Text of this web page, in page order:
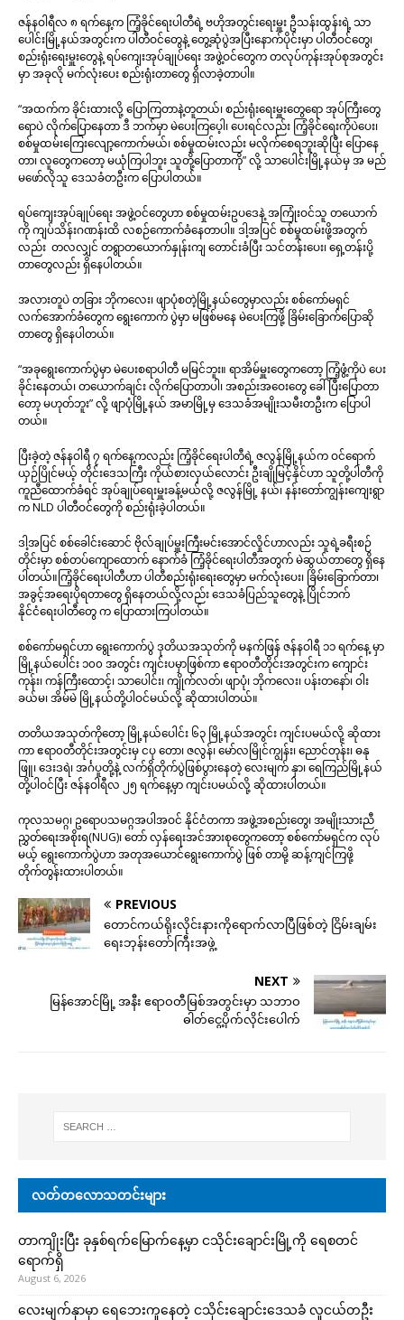
ဇန်နဝါရီလ ၈ ရက်နေ့က ကြံ့ခိုင်ရေးပါတီရဲ့ ဗဟိုအတွင်းရေးမှူး ဦသန်းထွန်းရဲ့ သာ
ပေါင်းမြို့နယ်အတွင်းက ပါတီဝင်တွေနဲ့ တွေ့ဆုံပွဲအပြီးနောက်ပိုင်းမှာ ပါတီဝင်တွေ၊
စည်းရုံးရေးမှူးတွေနဲ့ ရပ်ကျေးအုပ်ချုပ်ရေး အဖွဲ့ဝင်တွေက တလုပ်ကုန်းအုပ်စုအတွင်း
မှာ အခုလို မက်လုံးပေး စည်းရုံးတာတွေ ရှိလာခဲ့တာပါ။
“အထက်က ခိုင်းထားလို့ ပြောကြတာနဲ့တူတယ်၊ စည်းရုံးရေးမှူးတွေရော အုပ်ကြီးတွေ
ရောပဲ လိုက်ပြောနေတာ ဒီ ဘက်မှာ မဲပေးကြပေ့ါ၊ ပေးရင်လည်း ကြံ့ခိုင်ရေးကိုပဲပေး၊
စစ်မှုထမ်းကြေးလျော့ကောက်မယ်၊ စစ်မှုထမ်းလည်း မလိုက်စေရဘူးဆိုပြီး ပြောနေ
တာ၊ လူတွေကတော့ မယုံကြပါဘူး သူတို့ပြောတာကို” လို့ သာပေါင်းမြို့နယ်မှ အ မည်
မဖော်လိုသူ ဒေသခံတဦးက ပြောပါတယ်။
ရပ်ကျေးအုပ်ချုပ်ရေး အဖွဲ့ဝင်တွေဟာ စစ်မှုထမ်းဥပဒေနဲ့ အကြုံးဝင်သူ တယောက်
ကို ကျပ်သိန်းဂဏန်းထိ လစဉ်ကောက်ခံနေတာပါ။ ဒါ့အပြင် စစ်မှုထမ်းဖို့အတွက်
လည်း တလလျှင် တရွာတယောက်နှုန်းကျ တောင်းခံပြီး သင်တန်းပေး၊ ရှေ့တန်းပို့
တာတွေလည်း ရှိနေပါတယ်။
အလားတူပဲ တခြား ဘိုကလေး၊ ဖျာပုံစတဲ့မြို့နယ်တွေမှာလည်း စစ်ကော်မရှင်
လက်အောက်ခံတွေက ရွေးကောက် ပွဲမှာ မဖြစ်မနေ မဲပေးကြဖို့ ခြိမ်းခြောက်ပြောဆို
တာတွေ ရှိနေပါတယ်။
“အခုရွေးကောက်ပွဲမှာ မဲပေးစရာပါတီ မမြင်ဘူး။ ရာအိမ်မှူးတွေကတော့ ကြံ့ဖွံ့ကိုပဲ ပေး
ခိုင်းနေတယ်၊ တယောက်ချင်း လိုက်ပြောတာပါ၊ အစည်းအဝေးတွေ ခေါ်ပြီးပြောတာ
တော့ မဟုတ်ဘူး” လို့ ဖျာပုံမြို့နယ် အမာမြို့မှ ဒေသခံအမျိုးသမီးတဦးက ပြောပါ
တယ်။
ပြီးခဲ့တဲ့ ဇန်နဝါရီ ၇ ရက်နေ့ကလည်း ကြံ့ခိုင်ရေးပါတီရဲ့ ဇလွန်မြို့နယ်က ဝင်ရောက်
ယှဉ်ပြိုင်မယ့် တိုင်းဒေသကြီး ကိုယ်စားလှယ်လောင်း ဦးချိုမြင့်နိုင်ဟာ သူတို့ပါတီကို
ကူညီထောက်ခံရင် အုပ်ချုပ်ရေးမှူးခန့်မယ်လို့ ဇလွန်မြို့ နယ်၊ နန်းတော်ကျွန်းကျေးရွာ
က NLD ပါတီဝင်တွေကို စည်းရုံးခဲ့ပါတယ်။
ဒါ့အပြင် စစ်ခေါင်းဆောင် ဗိုလ်ချုပ်မှူးကြီးမင်းအောင်လှိုင်ဟာလည်း သူရဲ့ခရီးစဉ်
တိုင်းမှာ စစ်တပ်ကျောထောက် နောက်ခံ ကြံ့ခိုင်ရေးပါတီအတွက် မဲဆွယ်တာတွေ ရှိနေ
ပါတယ်။ကြံ့ခိုင်ရေးပါတီဟာ ပါတီစည်းရုံးရေးတွေမှာ မက်လုံးပေး၊ ခြိမ်းခြောက်တာ၊
အခွင့်အရေးပိုရတာတွေ ရှိနေတယ်လို့လည်း ဒေသခံပြည်သူတွေနဲ့ ပြိုင်ဘက်
နိုင်ငံရေးပါတီတွေ က ပြောထားကြပါတယ်။
စစ်ကော်မရှင်ဟာ ရွေးကောက်ပွဲ ဒုတိယအသုတ်ကို မနက်ဖြန် ဇန်နဝါရီ ၁၁ ရက်နေ့ မှာ
မြို့နယ်ပေါင်း ၁၀၀ အတွင်း ကျင်းပမှာဖြစ်ကာ ဧရာ၀တီတိုင်းအတွင်းက ကျောင်း
ကုန်း၊ ကန်ကြီးထောင့်၊ သာပေါင်း၊ ကျိုက်လတ်၊ ဖျာပုံ၊ ဘိုကလေး၊ ပန်းတနော်၊ ဝါး
ခယ်မ၊ အိမ်မဲ မြို့နယ်တို့ပါဝင်မယ်လို့ ဆိုထားပါတယ်။
တတိယအသုတ်ကိုတော့ မြို့နယ်ပေါင်း ၆၃ မြို့နယ်အတွင်း ကျင်းပမယ်လို့ ဆိုထား
ကာ ဧရာ၀တီတိုင်းအတွင်းမှ ငပု တော၊ ဇလွန်၊ မော်လမြိုင်ကျွန်း၊ ညောင်တုန်း၊ ဓနု
ဖြူ၊ ဒေးဒရဲ၊ အင်္ဂပူတို့နဲ့ လက်ရှိတိုက်ပွဲဖြစ်ပွားနေတဲ့ လေးမျက် နှာ၊ ရေကြည်မြို့နယ်
တို့ပါဝင်ပြီး ဇန်နဝါရီလ ၂၅ ရက်နေ့မှာ ကျင်းပမယ်လို့ ဆိုထားပါတယ်။
ကုလသမဂ္ဂ၊ ဥရောပသမဂ္ဂအပါအဝင် နိုင်ငံတကာ အဖွဲ့အစည်းတွေ၊ အမျိုးသားညီ
ညွှတ်ရေးအစိုးရ(NUG)၊ တော် လှန်ရေးအင်အားစုတွေကတော့ စစ်ကော်မရှင်က လုပ်
မယ့် ရွေးကောက်ပွဲဟာ အတုအယောင်ရွေးကောက်ပွဲ ဖြစ် တာမို့ ဆန့်ကျင်ကြဖို့
တိုက်တွန်းထားပါတယ်။
PREVIOUS
တောင်ကယ်ရိုးလိုင်းနားကိုရောက်လာပြီဖြစ်တဲ့ ငြိမ်းချမ်း
ရေးဘုန်းတော်ကြီးအဖွဲ့
NEXT
မြန်အောင်မြို့ အနီး ဧရာဝတီမြစ်အတွင်းမှာ သဘာဝ
ဓါတ်ငွေ့ပိုက်လိုင်းပေါက်
လတ်တလောသတင်းများ
တာကျိုးပြီး ခုနှစ်ရက်မြောက်နေ့မှာ ငသိုင်းချောင်းမြို့ကို ရေစတင်
ရောက်ရှိ
August 6, 2026
လေးမျက်နှာမှာ ရေဘေးကူနေတဲ့ ငသိုင်းချောင်းဒေသခံ လူငယ်တဦး